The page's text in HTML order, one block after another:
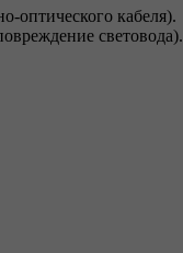
оптического кабеля).
световода).